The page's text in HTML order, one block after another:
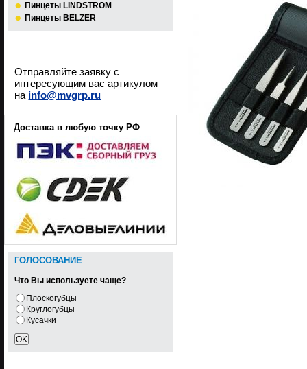
Пинцеты LINDSTROM
Пинцеты BELZER
Отправляйте заявку с
интересующим вас артикулом
на info@mvgrp.ru
Доставка в любую точку РФ
ГОЛОСОВАНИЕ
Что Вы используете чаще?
Плоскогубцы
Круглогубцы
Кусачки